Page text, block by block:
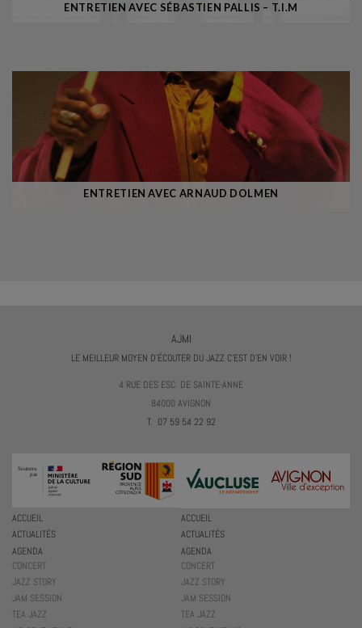
ENTRETIEN AVEC SÉBASTIEN PALLIS – T.I.M
ENTRETIEN AVEC ARNAUD DOLMEN
AJMI
LE MEILLEUR MOYEN D'ÉCOUTER DU JAZZ C'EST D'EN VOIR !
4 RUE DES ESC. DE SAINTE-ANNE
84000 AVIGNON
T. 07 59 54 22 92
ACCUEIL
ACTUALITÉS
AGENDA
CONCERT
JAZZ STORY
JAM SESSION
TEA JAZZ
ACCUEIL
ACTUALITÉS
AGENDA
CONCERT
JAZZ STORY
JAM SESSION
TEA JAZZ